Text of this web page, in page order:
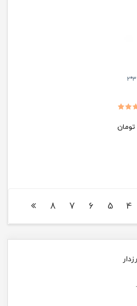
تبدیل سیاه درزدار مارک دار 3*2
تومان
4
5
6
7
8